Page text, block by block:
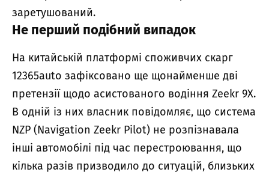
заретушований.
Не перший подібний випадок
На китайській платформі споживчих скарг
12365auto зафіксовано ще щонайменше дві
претензії щодо асистованого водіння Zeekr 9X.
В одній із них власник повідомляє, що система
NZP (Navigation Zeekr Pilot) не розпізнавала
інші автомобілі під час перестроювання, що
кілька разів призводило до ситуацій, близьких